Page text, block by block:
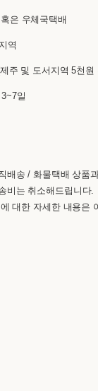
은 우체국택배
역
주 및 도서지역 5천원
일
배송 / 화물택배 상품
비는 취소해드립니다.
대한 자세한 내용은